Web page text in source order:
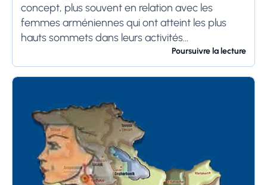
concept, plus souvent en relation avec les
femmes arméniennes qui ont atteint les plus
hauts sommets dans leurs activités
professionnelles, qu'avec celles qui, ayant hérité
de la couronne de...
Poursuivre la lecture